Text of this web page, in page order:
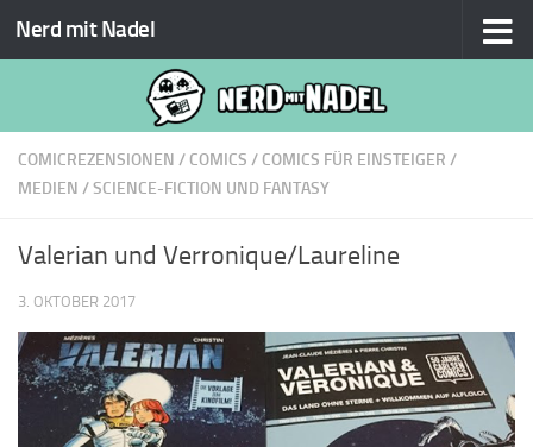
Zum Inhalt springen
Nerd mit Nadel
COMICREZENSIONEN / COMICS / COMICS FÜR EINSTEIGER /
MEDIEN /SCIENCE-FICTION UND FANTASY
Valerian und Verronique/Laureline
3. OKTOBER 2017